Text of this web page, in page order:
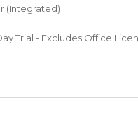
(Integrated)
Trial - Excludes Office